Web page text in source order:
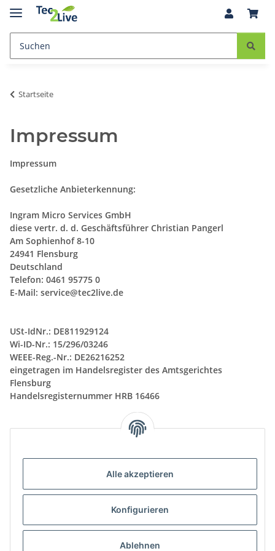
Alle akzeptieren
Konfigurieren
Ablehnen
Startseite
Impressum
Impressum
Gesetzliche Anbieterkennung:
Ingram Micro Services GmbH
diese vertr. d. d. Geschäftsführer Christian Pangerl
Am Sophienhof 8-10
24941 Flensburg
Deutschland
Telefon: 0461 95775 0
E-Mail: service@tec2live.de
USt-IdNr.: DE811929124
Wi-ID-Nr.: 15/296/03246
WEEE-Reg.-Nr.: DE26216252
eingetragen im Handelsregister des Amtsgerichtes
Flensburg
Handelsregisternummer HRB 16466
Wir sind nicht bereit und nicht verpflichtet, an
Streitbeilegungsverfahren vor
Verbraucherschlichtungsstellen teilzunehmen.